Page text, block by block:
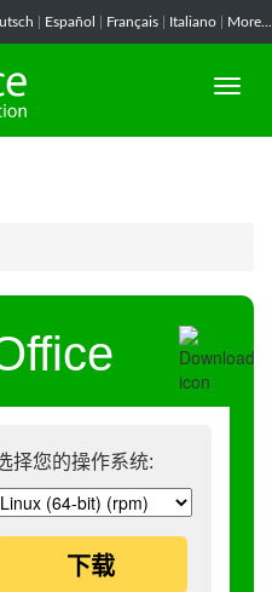
Español Français Italiano More...
择您的操作系统:
下载